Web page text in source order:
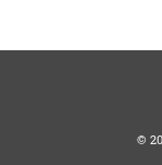
©